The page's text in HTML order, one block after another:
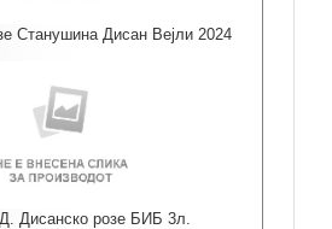
Станушина Дисан Вејли 2024
Дисанско розе БИБ 3л.